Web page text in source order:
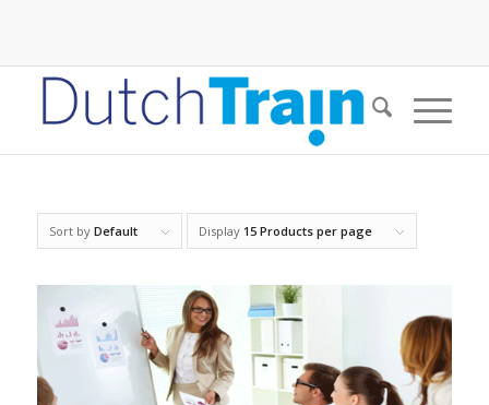
Sort by Default Display 15 Products per page